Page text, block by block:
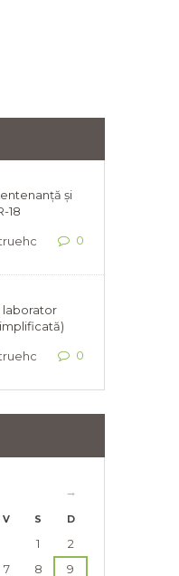
și
18
0
laborator
0
V S D
1
2
7 8
9